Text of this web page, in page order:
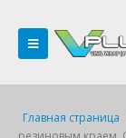
Главная страница